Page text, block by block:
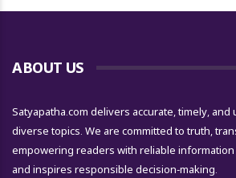
ABOUT US
Satyapatha.com delivers accurate, timely,
diverse topics. We are committed to truth,
empowering readers with reliable
and inspires responsible decision-making.